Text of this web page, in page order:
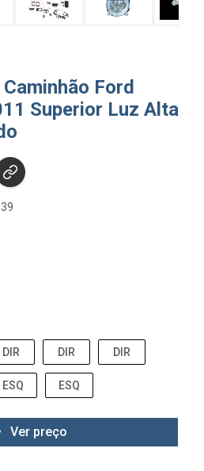
Ford
Superior Luz Alta
DIR DIR DIR
ESQ ESQ
Ver preço